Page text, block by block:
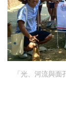
「光、河流與